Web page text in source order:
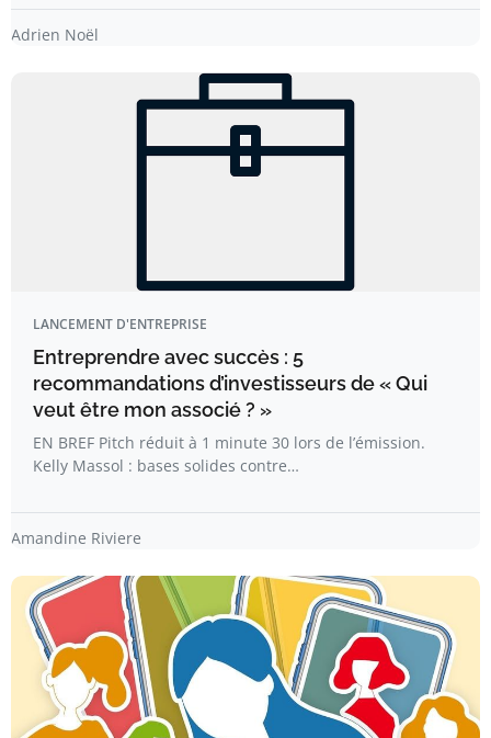
Adrien Noël
LANCEMENT D'ENTREPRISE
Entreprendre avec succès : 5
recommandations d’investisseurs de « Qui
veut être mon associé ? »
EN BREF Pitch réduit à 1 minute 30 lors de l’émission.
Kelly Massol : bases solides contre…
Amandine Riviere